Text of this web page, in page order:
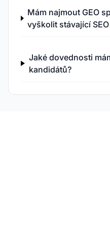
Mám najmout GEO
vyškolit stávající
Jaké dovednosti
kandidátů?